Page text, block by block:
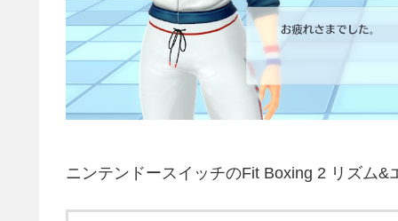
ニンテンドースイッチのFit Boxing 2 リズム&